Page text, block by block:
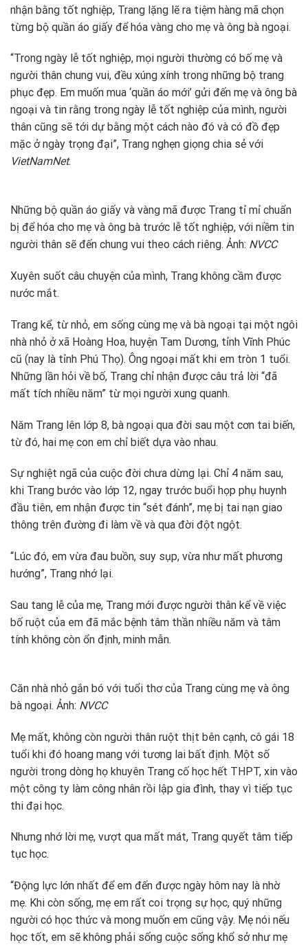
nhận bằng tốt nghiệp, Trang lặng lẽ ra tiệm hàng mã chọn
từng bộ quần áo giấy để hóa vàng cho mẹ và ông bà ngoại.
“Trong ngày lễ tốt nghiệp, mọi người thường có bố mẹ và
người thân chung vui, đều xúng xính trong những bộ trang
phục đẹp. Em muốn mua ‘quần áo mới’ gửi đến mẹ và ông bà
ngoại và tin rằng trong ngày lễ tốt nghiệp của mình, người
thân cũng sẽ tới dự bằng một cách nào đó và có đồ đẹp
mặc ở ngày trọng đại”, Trang nghẹn giọng chia sẻ với
VietNamNet.
Những bộ quần áo giấy và vàng mã được Trang tỉ mỉ chuẩn
bị để hóa cho mẹ và ông bà trước lễ tốt nghiệp, với niềm tin
người thân sẽ đến chung vui theo cách riêng. Ảnh: NVCC
Xuyên suốt câu chuyện của mình, Trang không cầm được
nước mắt.
Trang kể, từ nhỏ, em sống cùng mẹ và bà ngoại tại một ngôi
nhà nhỏ ở xã Hoàng Hoa, huyện Tam Dương, tỉnh Vĩnh Phúc
cũ (nay là tỉnh Phú Thọ). Ông ngoại mất khi em tròn 1 tuổi.
Những lần hỏi về bố, Trang chỉ nhận được câu trả lời “đã
mất tích nhiều năm” từ mọi người xung quanh.
Năm Trang lên lớp 8, bà ngoại qua đời sau một cơn tai biến,
từ đó, hai mẹ con em chỉ biết dựa vào nhau.
Sự nghiệt ngã của cuộc đời chưa dừng lại. Chỉ 4 năm sau,
khi Trang bước vào lớp 12, ngay trước buổi họp phụ huynh
đầu tiên, em nhận được tin “sét đánh”, mẹ bị tai nạn giao
thông trên đường đi làm về và qua đời đột ngột.
“Lúc đó, em vừa đau buồn, suy sụp, vừa như mất phương
hướng”, Trang nhớ lại.
Sau tang lễ của mẹ, Trang mới được người thân kể về việc
bố ruột của em đã mắc bệnh tâm thần nhiều năm và tâm
tính không còn ổn định, minh mẫn.
Căn nhà nhỏ gắn bó với tuổi thơ của Trang cùng mẹ và ông
bà ngoại. Ảnh: NVCC
Mẹ mất, không còn người thân ruột thịt bên cạnh, cô gái 18
tuổi khi đó hoang mang với tương lai bất định. Một số
người trong dòng họ khuyên Trang cố học hết THPT, xin vào
một công ty làm công nhân rồi lập gia đình, thay vì tiếp tục
thi đại học.
Nhưng nhớ lời mẹ, vượt qua mất mát, Trang quyết tâm tiếp
tục học.
“Động lực lớn nhất để em đến được ngày hôm nay là nhờ
mẹ. Khi còn sống, mẹ em rất coi trọng sự học, quý những
người có học thức và mong muốn em cũng vậy. Mẹ nói nếu
học tốt, em sẽ không phải sống cuộc sống khổ sở như mẹ